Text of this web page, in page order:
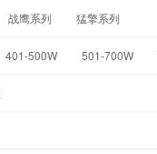
战鹰系列 猛擎系列
401-500W 501-700W